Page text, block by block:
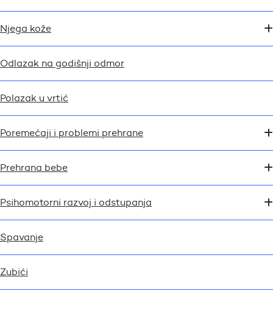
Njega kože
Odlazak na godišnji odmor
Polazak u vrtić
Poremećaji i problemi prehrane
Prehrana bebe
Psihomotorni razvoj i odstupanja
Spavanje
Zubići